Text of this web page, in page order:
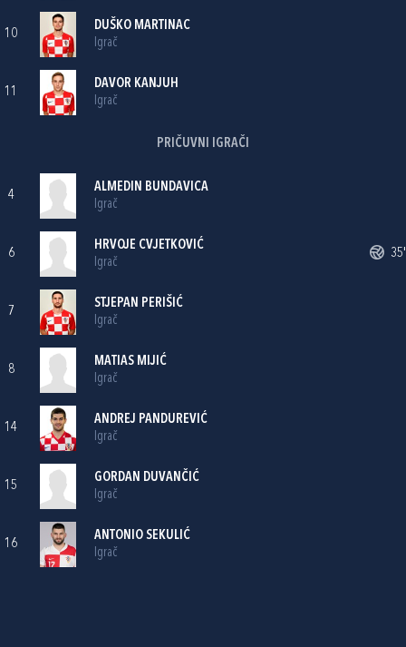
10
DUŠKO MARTINAC
Igrač
11
DAVOR KANJUH
Igrač
PRIČUVNI IGRAČI
4
ALMEDIN BUNDAVICA
Igrač
6
HRVOJE CVJETKOVIĆ
Igrač
35'
7
STJEPAN PERIŠIĆ
Igrač
8
MATIAS MIJIĆ
Igrač
14
ANDREJ PANDUREVIĆ
Igrač
15
GORDAN DUVANČIĆ
Igrač
16
ANTONIO SEKULIĆ
Igrač